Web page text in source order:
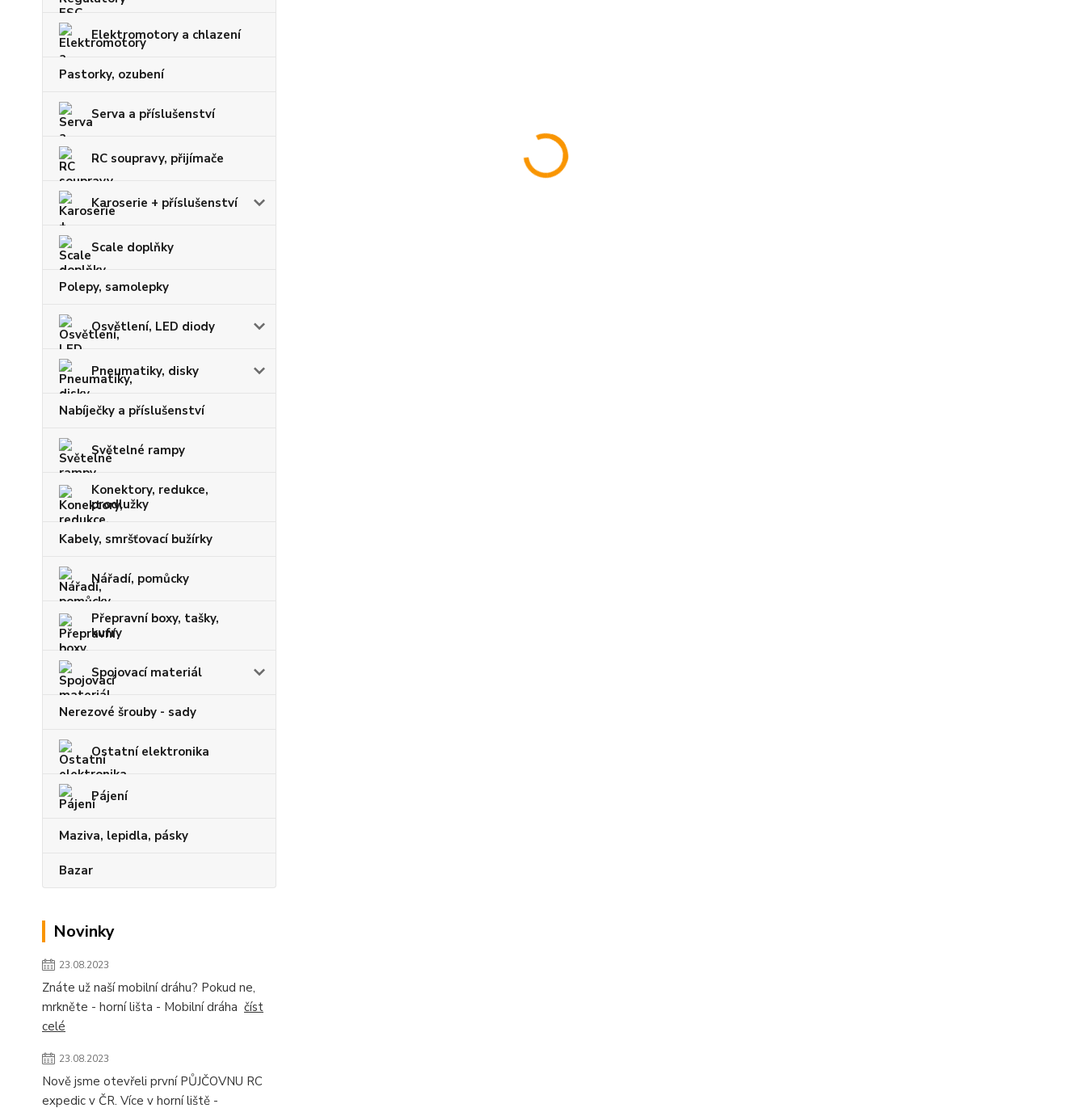
Elektromotory a chlazení
Pastorky, ozubení
Serva a příslušenství
RC soupravy, přijímače
Karoserie + příslušenství
Scale doplňky
Polepy, samolepky
Osvětlení, LED diody
Pneumatiky, disky
Nabíječky a příslušenství
Světelné rampy
Konektory, redukce,
prodlužky
Kabely, smršťovací bužírky
Nářadí, pomůcky
Přepravní boxy, tašky,
kufry
Spojovací materiál
Nerezové šrouby - sady
Ostatní elektronika
Pájení
Maziva, lepidla, pásky
Bazar
Novinky
23.08.2023
Znáte už naší mobilní dráhu? Pokud ne,
mrkněte - horní lišta - Mobilní dráha číst
celé
23.08.2023
Nově jsme otevřeli první PŮJČOVNU RC
expedic v ČR. Více v horní liště -